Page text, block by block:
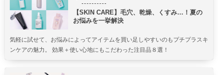
【SKIN CARE】毛穴、乾燥、くすみ…！夏の
お悩みを一挙解決
気軽に試せて、お悩みによってアイテムを買い足しやすいのもプチプラスキ
ンケアの魅力。 効果＋使い心地にもこだわった注目品８選！